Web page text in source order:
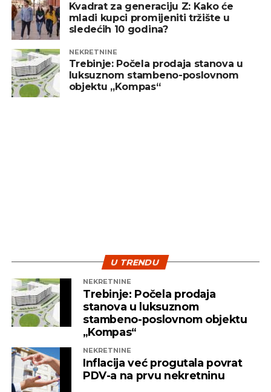
Zaključak
Pad tržišta, iako može djelovati zabrinjavajuće,
prirodan je dio investicionog procesa. Ulaganje
treba posmatrati kao dugoročan cilj, a ne kao
sredstvo za brzu zaradu. Ključ uspjeha leži u
Kvadrat za generaciju Z: Kako će
mladi kupci promijeniti tržište u
sledećih 10 godina?
NEKRETNINE
Trebinje: Počela prodaja stanova u
luksuznom stambeno-poslovnom
objektu „Kompas“
U TRENDU
NEKRETNINE
Trebinje: Počela prodaja
stanova u luksuznom
stambeno-poslovnom objektu
„Kompas“
NEKRETNINE
Inflacija već progutala povrat
PDV-a na prvu nekretninu